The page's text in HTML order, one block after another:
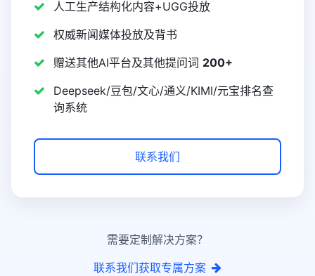
人工生产结构化内容+UGG投放
权威新闻媒体投放及背书
赠送其他AI平台及其他提问词 200+
Deepseek/豆包/文心/通义/KIMI/元宝排名查
询系统
联系我们
需要定制解决方案？
联系我们获取专属方案